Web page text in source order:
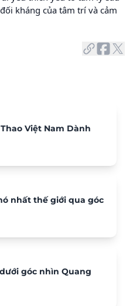
kháng của tâm trí và cảm
Việt Nam Dành
nhất thế giới qua góc
góc nhìn Quang